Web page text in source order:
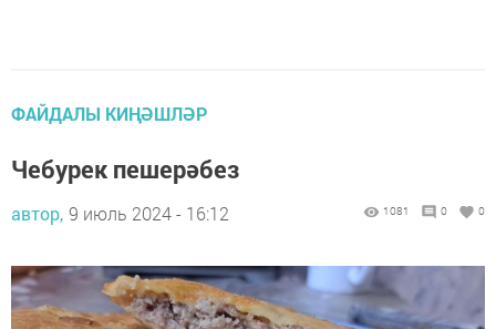
ФАЙДАЛЫ КИҢӘШЛӘР
Чебурек пешерәбез
автор, 9 июль 2024 - 16:12 1081 0 0